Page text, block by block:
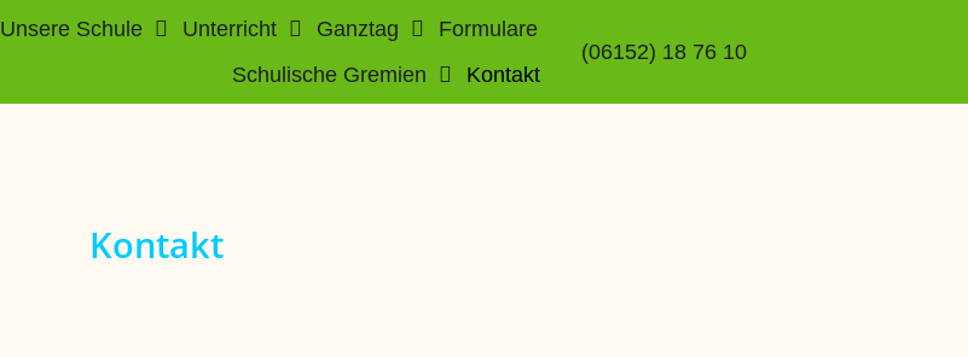
Unsere Schule Unterricht Ganztag
Formulare
Schulische Gremien
Kontakt
(06152) 18 76 10
Kontakt